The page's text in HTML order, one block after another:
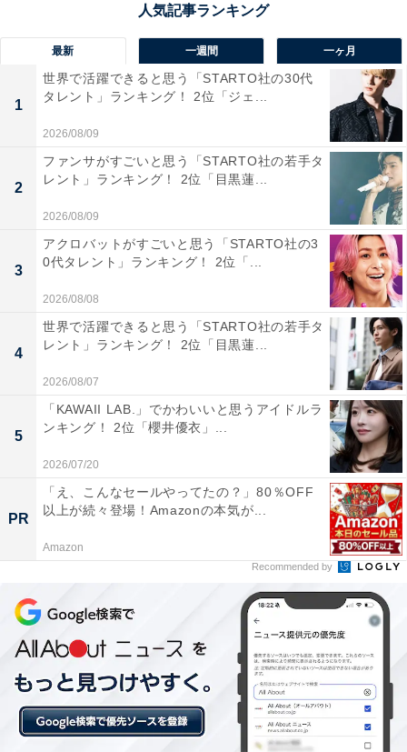
1位：二宮和也
A post shared by ARASHI (@arashi_5_official)
最新 一週間 一ヶ月
1
世界で活躍できると思う「STARTO社の30代
タレント」ランキング！ 2位「ジェ...
2026/08/09
2
ファンサがすごいと思う「STARTO社の若手タ
レント」ランキング！ 2位「目黒蓮...
2026/08/09
3
アクロバットがすごいと思う「STARTO社の3
0代タレント」ランキング！ 2位「...
2026/08/08
4
世界で活躍できると思う「STARTO社の若手タ
レント」ランキング！ 2位「目黒蓮...
2026/08/07
5
「KAWAII LAB.」でかわいいと思うアイドルラ
ンキング！ 2位「櫻井優衣」...
2026/07/20
PR
「え、こんなセールやってたの？」80％OFF
以上が続々登場！Amazonの本気が...
Amazon
Recommended by